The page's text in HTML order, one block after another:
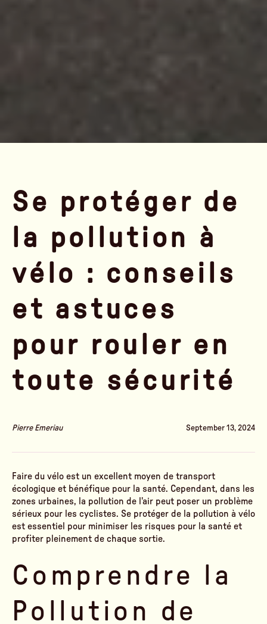
Se protéger de
la pollution à
vélo : conseils
et astuces
pour rouler en
toute sécurité
Pierre Emeriau September 13, 2024
Faire du vélo est un excellent moyen de transport
écologique et bénéfique pour la santé. Cependant, dans les
zones urbaines, la pollution de l'air peut poser un problème
sérieux pour les cyclistes. Se protéger de la pollution à vélo
est essentiel pour minimiser les risques pour la santé et
profiter pleinement de chaque sortie.
Comprendre la
Pollution de